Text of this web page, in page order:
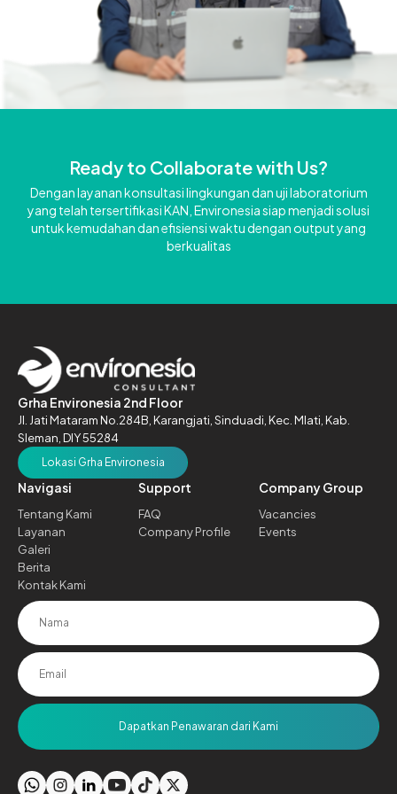
Ready to Collaborate with Us?
Dengan layanan konsultasi lingkungan dan uji laboratorium
yang telah tersertifikasi KAN, Environesia siap menjadi solusi
untuk kemudahan dan efisiensi waktu dengan output yang
berkualitas
Grha Environesia 2nd Floor
Jl. Jati Mataram No.284B, Karangjati, Sinduadi, Kec. Mlati, Kab.
Sleman, DIY 55284
Lokasi Grha Environesia
Navigasi
Tentang Kami
Layanan
Galeri
Berita
Kontak Kami
Support
FAQ
Company Profile
Company Group
Vacancies
Events
Dapatkan Penawaran dari Kami